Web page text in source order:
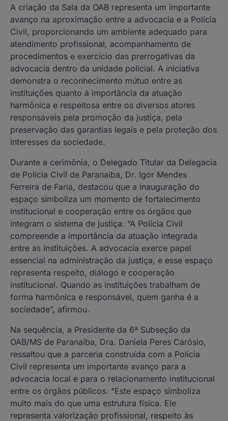
A criação da Sala da OAB representa um importante
avanço na aproximação entre a advocacia e a Polícia
Civil, proporcionando um ambiente adequado para
atendimento profissional, acompanhamento de
procedimentos e exercício das prerrogativas da
advocacia dentro da unidade policial. A iniciativa
demonstra o reconhecimento mútuo entre as
instituições quanto à importância da atuação
harmônica e respeitosa entre os diversos atores
responsáveis pela promoção da justiça, pela
preservação das garantias legais e pela proteção dos
interesses da sociedade.
Durante a cerimônia, o Delegado Titular da Delegacia
de Polícia Civil de Paranaíba, Dr. Igor Mendes
Ferreira de Faria, destacou que a inauguração do
espaço simboliza um momento de fortalecimento
institucional e cooperação entre os órgãos que
integram o sistema de justiça. “A Polícia Civil
compreende a importância da atuação integrada
entre as instituições. A advocacia exerce papel
essencial na administração da justiça, e esse espaço
representa respeito, diálogo e cooperação
institucional. Quando as instituições trabalham de
forma harmônica e responsável, quem ganha é a
sociedade”, afirmou.
Na sequência, a Presidente da 6ª Subseção da
OAB/MS de Paranaíba, Dra. Daniela Peres Carósio,
ressaltou que a parceria construída com a Polícia
Civil representa um importante avanço para a
advocacia local e para o relacionamento institucional
entre os órgãos públicos. “Este espaço simboliza
muito mais do que uma estrutura física. Ele
representa valorização profissional, respeito às